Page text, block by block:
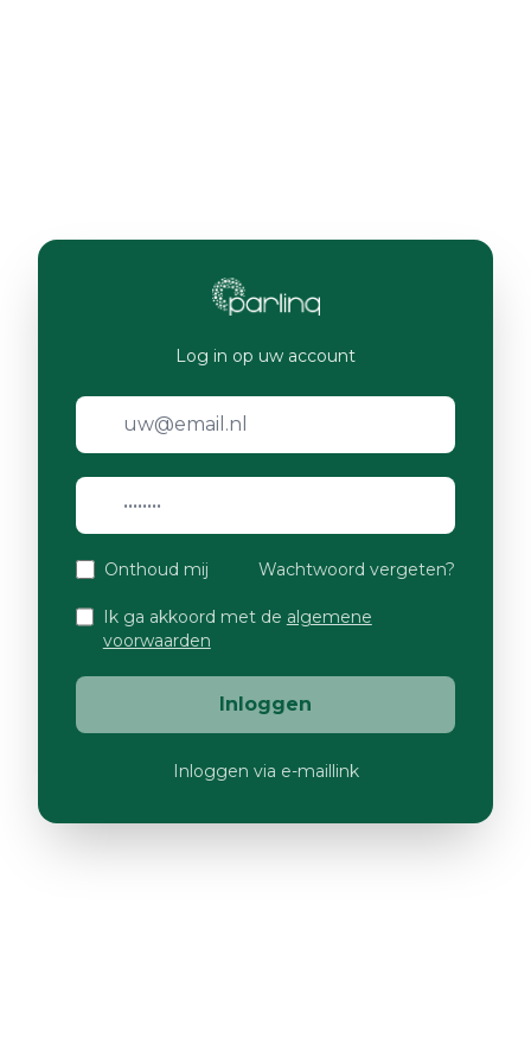
Log in op uw account
Onthoud mij Wachtwoord vergeten?
Ik ga akkoord met de algemene
voorwaarden
Inloggen
Inloggen via e-maillink